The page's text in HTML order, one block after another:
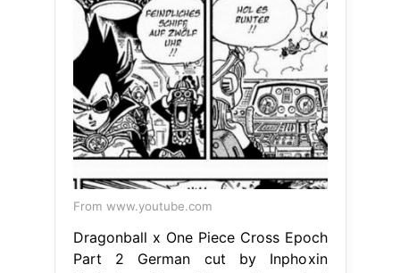
From www.youtube.com
Dragonball x One Piece Cross Epoch
Part 2 German cut by Inphoxin